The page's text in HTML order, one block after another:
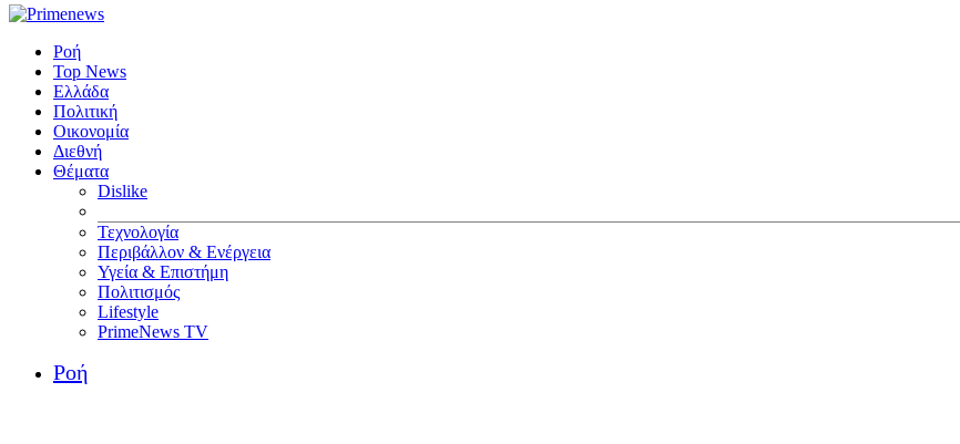
Ροή
Top News
Ελλάδα
Πολιτική
Οικονομία
Διεθνή
Θέματα
Dislike
Τεχνολογία
Περιβάλλον & Ενέργεια
Υγεία & Επιστήμη
Πολιτισμός
Lifestyle
PrimeNews TV
Ροή